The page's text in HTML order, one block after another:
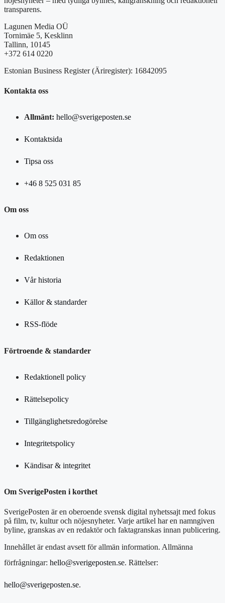
transparens.
Lagunen Media OÜ
Tornimäe 5, Kesklinn
Tallinn, 10145
+372 614 0220
Estonian Business Register (Äriregister): 16842095
Kontakta oss
Allmänt: hello@sverigeposten.se
Kontaktsida
Tipsa oss
+46 8 525 031 85
Om oss
Om oss
Redaktionen
Vår historia
Källor & standarder
RSS-flöde
Förtroende & standarder
Redaktionell policy
Rättelsepolicy
Tillgänglighetsredogörelse
Integritetspolicy
Kändisar & integritet
Om SverigePosten i korthet
SverigePosten är en oberoende svensk digital nyhetssajt med fokus
på film, tv, kultur och nöjesnyheter. Varje artikel har en namngiven
byline, granskas av en redaktör och faktagranskas innan publicering.
Innehållet är endast avsett för allmän information. Allmänna
förfrågningar: hello@sverigeposten.se. Rättelser:
hello@sverigeposten.se.